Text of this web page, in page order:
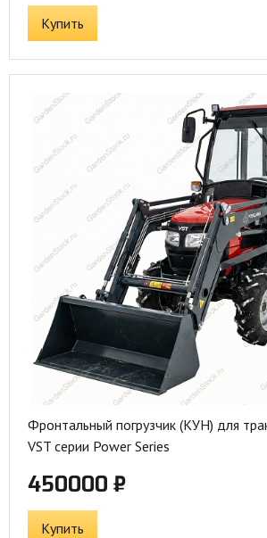
Купить
Фронтальный погрузчик (КУН) для
VST серии Power Series
450000 ₽
Купить